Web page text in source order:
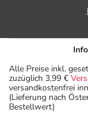
Alle Preise inkl.
zuzüglich 3,99 €
versandkostenfrei
(Lieferung nach
Bestellwert)